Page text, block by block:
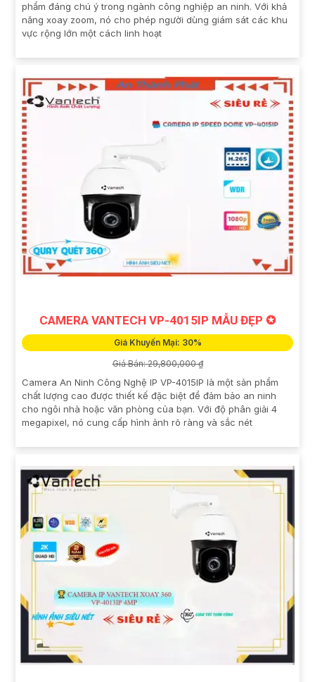
phẩm đáng chú ý trong ngành công nghiệp an ninh. Với khả
năng xoay zoom, nó cho phép người dùng giám sát các khu
vực rộng lớn một cách linh hoạt
CAMERA VANTECH VP-4015IP MẪU ĐẸP ✪
Giá Khuyến Mại: 30%
Giá Bán: 29,800,000 ₫
Camera An Ninh Công Nghệ IP VP-4015IP là một sản phẩm
chất lượng cao được thiết kế đặc biệt để đảm bảo an ninh
cho ngôi nhà hoặc văn phòng của bạn. Với độ phân giải 4
megapixel, nó cung cấp hình ảnh rõ ràng và sắc nét